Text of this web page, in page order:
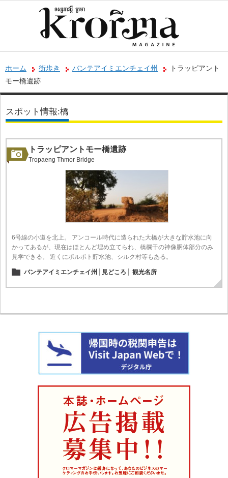
ホーム 街歩き バンテアイミエンチェイ州
トラッピアント
モー橋遺跡
スポット情報:橋
トラッピアントモー橋遺跡
Tropaeng Thmor Bridge
6号線の小道を北上。 アンコール時代に造られた大橋が大きな貯水池に向
かってあるが、現在はほとんど埋め立てられ、橋欄干の神像胴体部分のみ
見学できる。 近くにポルポト貯水池、シルク村等もある。
バンテアイミエンチェイ州 見どころ 観光名所